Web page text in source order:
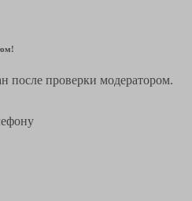
после проверки модератором.